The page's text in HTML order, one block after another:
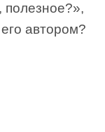
полезное?»,
автором?